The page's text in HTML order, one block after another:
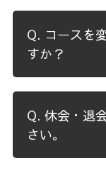
Q. コースを
すか？
Q. 休会・退
さい。